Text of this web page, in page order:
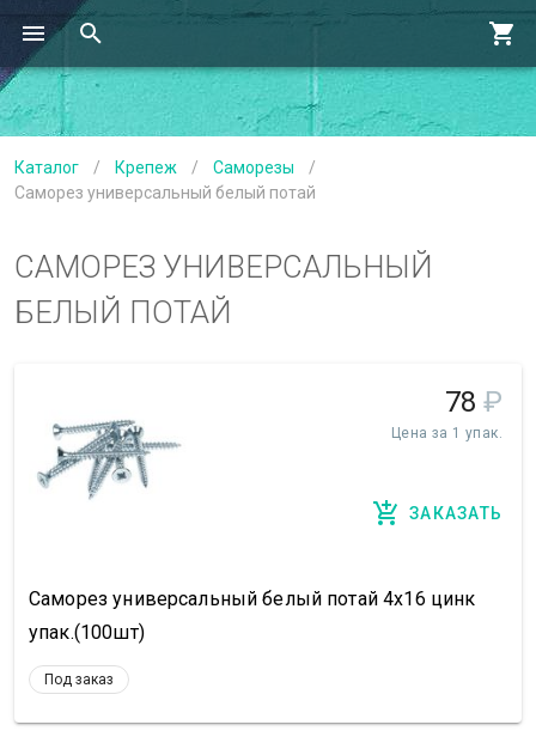
Каталог / Крепеж / Саморезы
/
Саморез универсальный белый потай
САМОРЕЗ УНИВЕРСАЛЬНЫЙ
БЕЛЫЙ ПОТАЙ
78 ₽
Цена за 1 упак.
ЗАКАЗАТЬ
Саморез универсальный белый потай 4х16 цинк
упак.(100шт)
Под заказ